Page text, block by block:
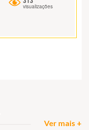
visualizações
Ver mais +